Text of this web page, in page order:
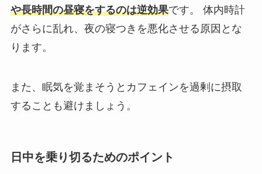
や長時間の昼寝をするのは逆効果です。 体内時計
がさらに乱れ、夜の寝つきを悪化させる原因とな
ります。
また、眠気を覚まそうとカフェインを過剰に摂取
することも避けましょう。
日中を乗り切るためのポイント